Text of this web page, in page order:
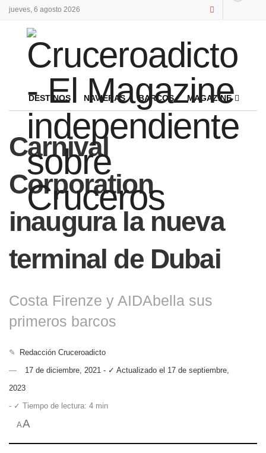
jueves, 6 agosto 2026
DESTINOS NAVIERAS BARCOS MAGAZINE
Carnival
Corporation
inaugura la nueva
terminal de Dubai
Costa Firenze y AIDAbella sus
primeros barcos
✎
Redacción Cruceroadicto
17 de diciembre, 2021 - ✓ Actualizado el 17 de septiembre,
2023
- ✓ Tiempo de lectura: 4 min
AA